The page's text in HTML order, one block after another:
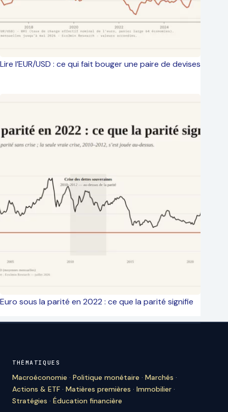
Lire l’EUR/USD : ce qui fait bouger une paire de devises
Euro sous la parité en 2022 : ce que la parité signifie
THÉMATIQUES
Macroéconomie · Politique monétaire · Marchés ·
Actions & ETF · Matières premières · Immobilier ·
Stratégies · Éducation financière